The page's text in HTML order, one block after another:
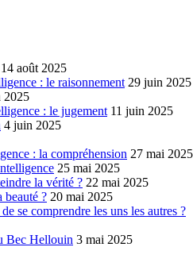
14 août 2025
: le raisonnement 29 juin 2025
2025
: le jugement 11 juin 2025
4 juin 2025
: la compréhension 27 mai 2025
25 mai 2025
la vérité ? 22 mai 2025
beauté ? 20 mai 2025
se comprendre les uns les autres ?
Bec Hellouin 3 mai 2025